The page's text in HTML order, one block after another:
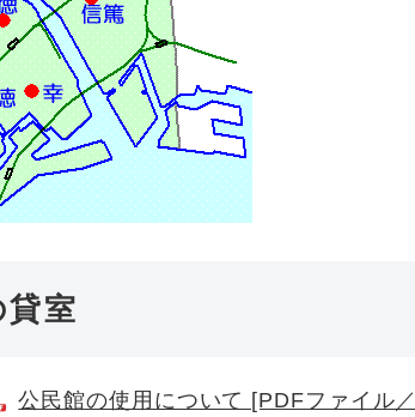
室
公民館の使用について [PDFファイル